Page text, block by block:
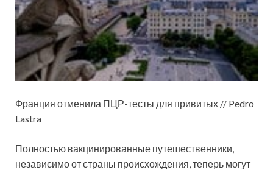
Франция отменила ПЦР-тесты для привитых // Pedro
Lastra
Полностью вакцинированные путешественники,
независимо от страны происхождения, теперь могут